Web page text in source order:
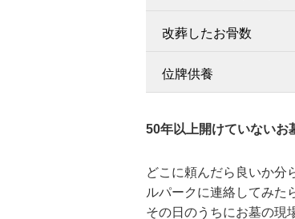
改葬したお骨数
位牌供養
50年以上開けていないお
どこに頼んだら良いか分
ルパークに連絡してみた
その日のうちにお墓の現